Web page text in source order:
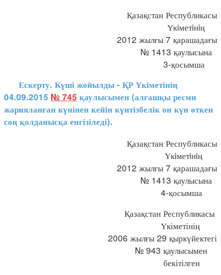
Қазақстан Республикасы
Үкiметiнiң
2012 жылғы 7 қарашадағы
№ 1413 қаулысына
3-қосымша
Ескерту. Күші жойылды - ҚР Үкіметінің
04.09.2015 № 745 қаулысымен (алғашқы ресми
жарияланған күнінен кейін күнтізбелік он күн өткен
соң қолданысқа енгізіледі).
Қазақстан Республикасы
Үкiметiнiң
2012 жылғы 7 қарашадағы
№ 1413 қаулысына
4-қосымша
Қазақстан Республикасы
Үкіметінің
2006 жылғы 29 қыркүйектегі
№ 943 қаулысымен
бекітілген